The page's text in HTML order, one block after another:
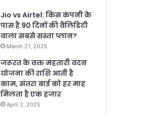
Jio vs Airtel: किस कंपनी के
पास है 90 दिनों की वैलिडिटी
वाला सबसे सस्ता प्लान?
March 21, 2025
जरूरत के वक्त महतारी वंदन
योजना की राशि आती है
काम, संतरा बाई को हर माह
मिलता है एक हजार
April 2, 2025